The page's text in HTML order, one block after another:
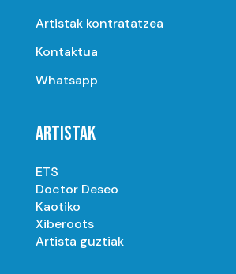
Artistak kontratatzea
Kontaktua
Whatsapp
ARTISTAK
ETS
Doctor Deseo
Kaotiko
Xiberoots
Artista guztiak